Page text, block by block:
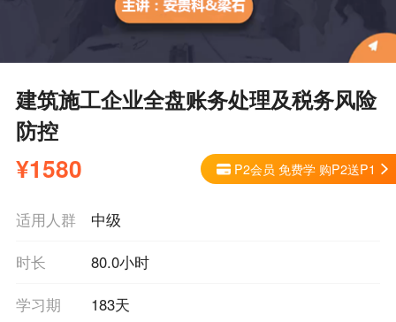
建筑施工企业全盘账务处理及税务风险
防控
¥1580 P2会员 免费学 购P2送P1
适用人群
中级
时长
80.0小时
学习期
183天